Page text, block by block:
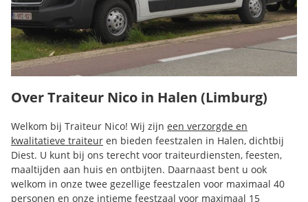
Over Traiteur Nico in Halen (Limburg)
Welkom bij Traiteur Nico! Wij zijn een verzorgde en
kwalitatieve traiteur en bieden feestzalen in Halen, dichtbij
Diest. U kunt bij ons terecht voor traiteurdiensten, feesten,
maaltijden aan huis en ontbijten. Daarnaast bent u ook
welkom in onze twee gezellige feestzalen voor maximaal 40
personen en onze intieme feestzaal voor maximaal 15